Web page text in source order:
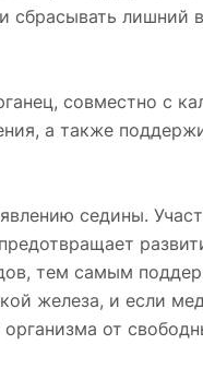
сбрасывать лишний
совместно с
а также
седины.
тем самым
железа, и если
от